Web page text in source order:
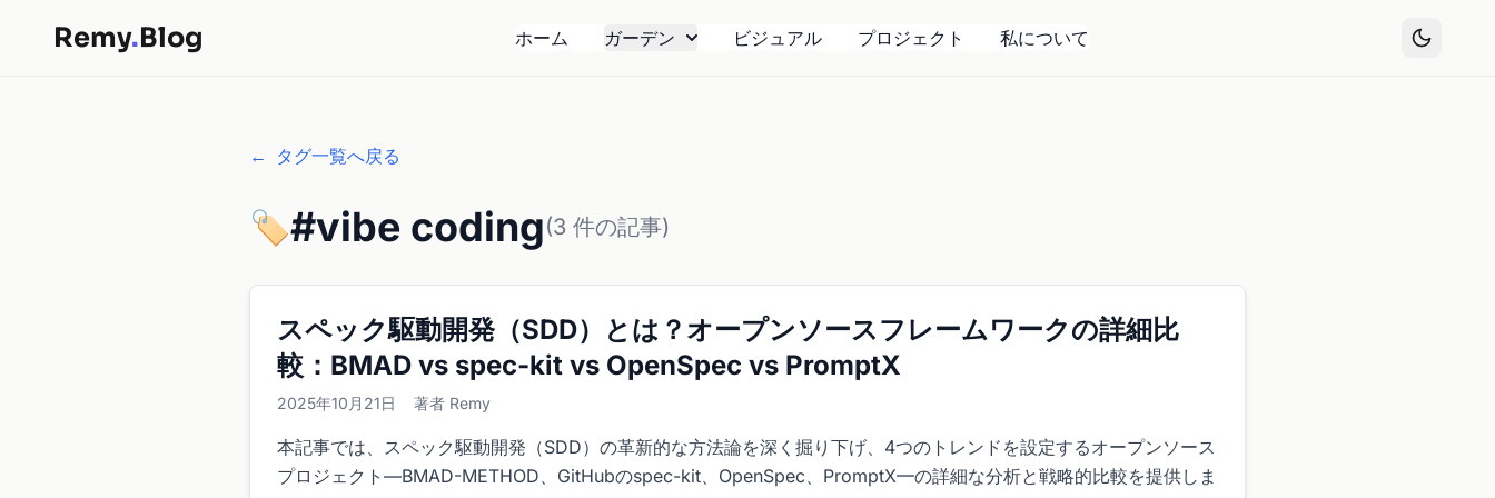
Remy.Blog ホーム ガーデン ビジュアル プロジェクト 私について
← タグ一覧へ戻る
🏷️#vibe coding(3 件の記事)
スペック駆動開発（SDD）とは？オープンソースフレームワークの詳細比
較：BMAD vs spec-kit vs OpenSpec vs PromptX
2025年10月21日 著者 Remy
本記事では、スペック駆動開発（SDD）の革新的な方法論を深く掘り下げ、4つのトレンドを設定するオープンソース
プロジェクト—BMAD-METHOD、GitHubのspec-kit、OpenSpec、PromptX—の詳細な分析と戦略的比較を提供しま